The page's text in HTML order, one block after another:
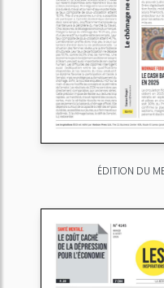
ÉDITION DU